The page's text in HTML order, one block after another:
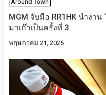
Around Town
MGM จับมือ RR1HK นำงาน
มาเก๊าเป็นครั้งที่ 3
พฤษภาคม 21, 2025